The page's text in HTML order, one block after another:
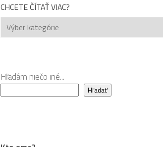
CHCETE ČÍTAŤ VIAC?
Chcete
čítať
Hľadám niečo iné...
Hľadať